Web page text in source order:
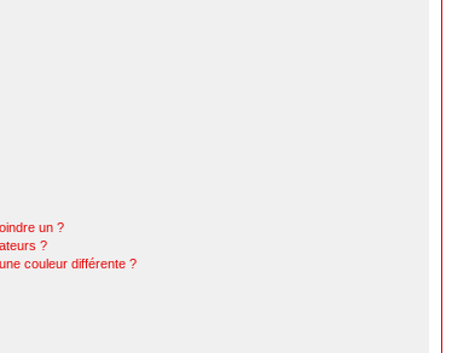
un ?
?
couleur différente ?